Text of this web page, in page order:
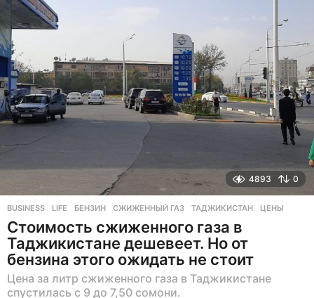
4893 0
BUSINESS ,LIFE БЕНЗИН ,СЖИЖЕННЫЙ ГАЗ ,ТАДЖИКИСТАН ,ЦЕНЫ
Стоимость сжиженного газа в
Таджикистане дешевеет. Но от
бензина этого ожидать не стоит
Цена за литр сжиженного газа в Таджикистане
спустилась с 9 до 7,50 сомони.